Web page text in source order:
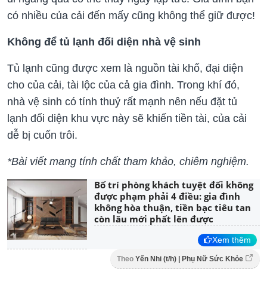
có nhiều của cải đến mấy cũng không thể giữ được!
Không để tủ lạnh đối diện nhà vệ sinh
Tủ lạnh cũng được xem là nguồn tài khố, đại diện
cho của cải, tài lộc của cả gia đình. Trong khí đó,
nhà vệ sinh có tính thuỷ rất mạnh nên nếu đặt tủ
lạnh đối diện khu vực này sẽ khiến tiền tài, của cải
dễ bị cuốn trôi.
*Bài viết mang tính chất tham khảo, chiêm nghiệm.
Bố trí phòng khách tuyệt đối không
được phạm phải 4 điều: gia đình
không hòa thuận, tiền bạc tiêu tan
còn lâu mới phất lên được
Xem thêm
Theo Yến Nhi (t/h) | Phụ Nữ Sức Khỏe